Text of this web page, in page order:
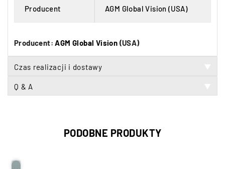
Producent AGM Global Vision (USA)
Producent:AGM Global Vision (USA)
Czas realizacji i dostawy
Q & A
PODOBNE PRODUKTY